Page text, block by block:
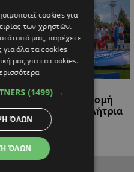
Apollon Ladies: Απονομή
στην πρωταθλήτρια
cookies για
των χρηστών.
μας, παρέχετε
για όλα τα cookies
μας για τα cookies.
(1499) →
ΌΛΩΝ
ΌΛΩΝ